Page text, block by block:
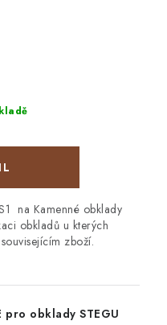
na Kamenné obklady
obkladů u kterých
zboží.
pro obklady STEGU